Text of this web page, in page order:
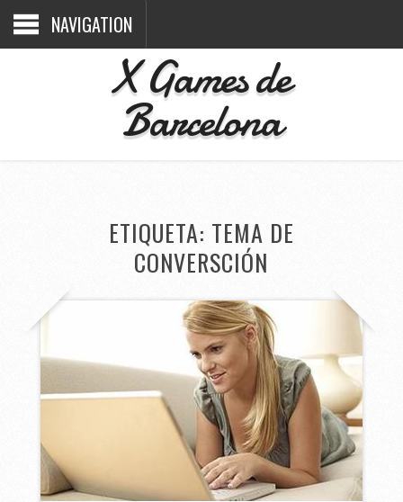
NAVIGATION
X Games de
Barcelona
ETIQUETA: TEMA DE
CONVERSCIÓN